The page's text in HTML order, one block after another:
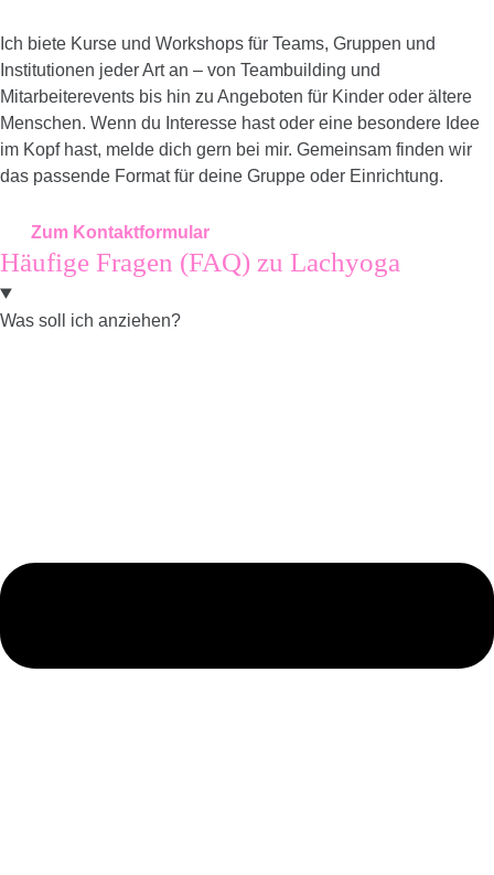
Ich biete Kurse und Workshops für Teams, Gruppen und
Institutionen jeder Art an – von Teambuilding und
Mitarbeiterevents bis hin zu Angeboten für Kinder oder ältere
Menschen. Wenn du Interesse hast oder eine besondere Idee
im Kopf hast, melde dich gern bei mir. Gemeinsam finden wir
das passende Format für deine Gruppe oder Einrichtung.
Zum Kontaktformular
Häufige Fragen (FAQ) zu Lachyoga
Was soll ich anziehen?